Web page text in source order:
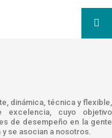
dinámica, técnica y flexible,
excelencia, cuyo objetivo
de desempeño en la gente
se asocian a nosotros.